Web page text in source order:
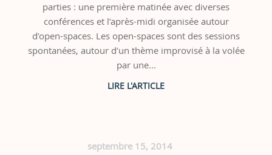
parties : une première matinée avec diverses
conférences et l’après-midi organisée autour
d’open-spaces. Les open-spaces sont des sessions
spontanées, autour d’un thème improvisé à la volée
par une...
septembre 15, 2014